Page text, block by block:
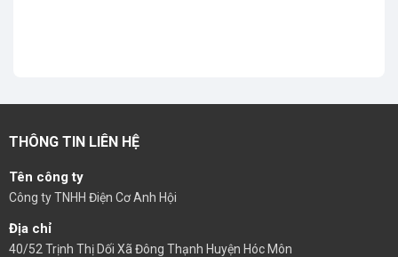
THÔNG TIN LIÊN HỆ
Tên công ty
Công ty TNHH Điện Cơ Anh Hội
Địa chỉ
40/52 Trịnh Thị Dối Xã Đông Thạnh Huyện Hóc Môn